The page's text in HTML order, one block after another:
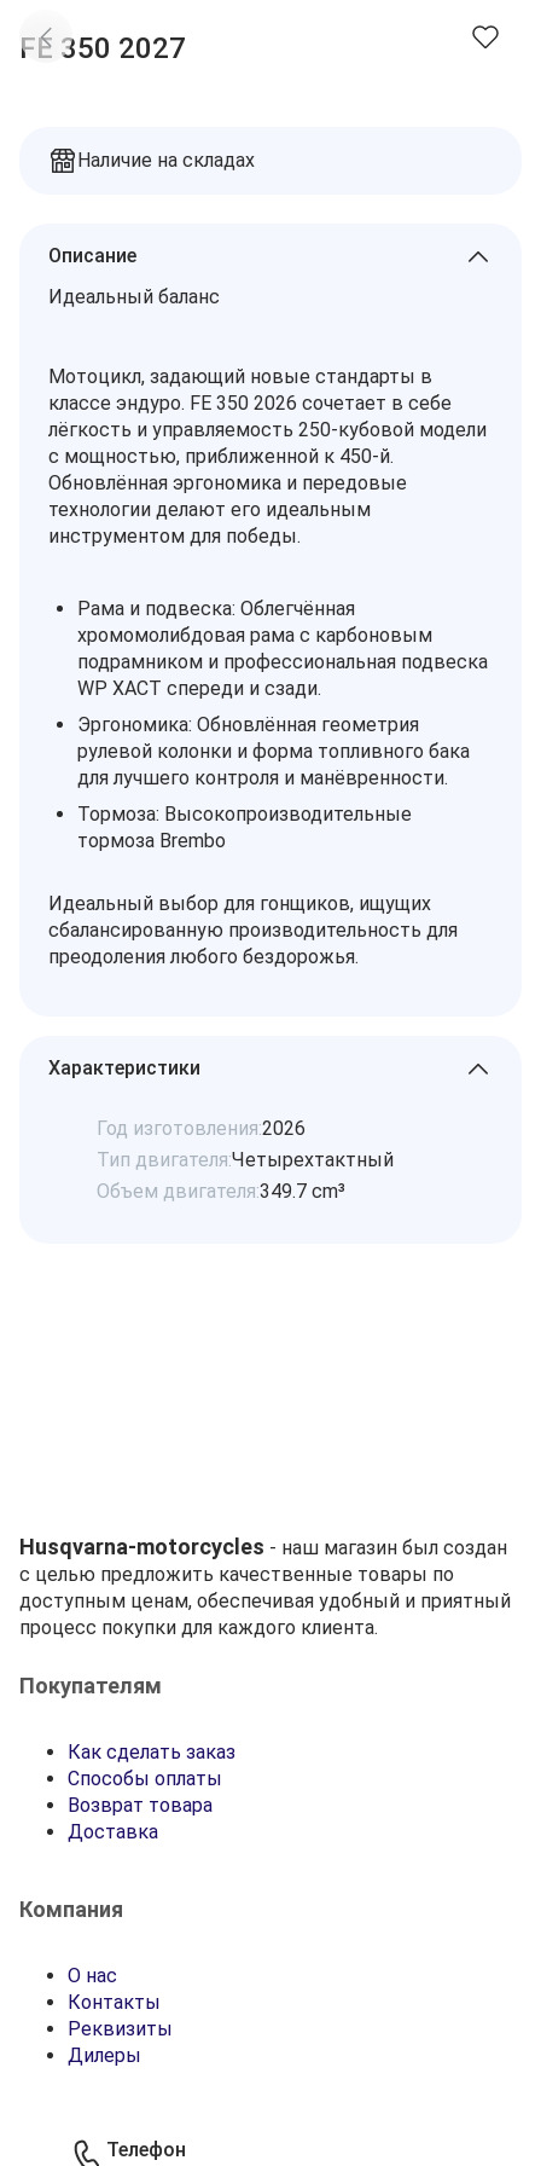
Доставка
Оплата
Заказы
Корзина
FE 350 2027
Наличие на складах
Описание
Идеальный баланс
Мотоцикл, задающий новые стандарты в
классе эндуро. FE 350 2026 сочетает в себе
лёгкость и управляемость 250-кубовой модели
с мощностью, приближенной к 450-й.
Обновлённая эргономика и передовые
технологии делают его идеальным
инструментом для победы.
Рама и подвеска: Облегчённая
хромомолибдовая рама с карбоновым
подрамником и профессиональная подвеска
WP XACT спереди и сзади.
Эргономика: Обновлённая геометрия
рулевой колонки и форма топливного бака
для лучшего контроля и манёвренности.
Тормоза: Высокопроизводительные
тормоза Brembo
Идеальный выбор для гонщиков, ищущих
сбалансированную производительность для
преодоления любого бездорожья.
Характеристики
Год изготовления:2026
Тип двигателя:Четырехтактный
Объем двигателя:349.7 cm³
Husqvarna-motorcycles - наш магазин был создан
с целью предложить качественные товары по
доступным ценам, обеспечивая удобный и приятный
процесс покупки для каждого клиента.
Покупателям
Как сделать заказ
Способы оплаты
Возврат товара
Доставка
Компания
О нас
Контакты
Реквизиты
Дилеры
Телефон